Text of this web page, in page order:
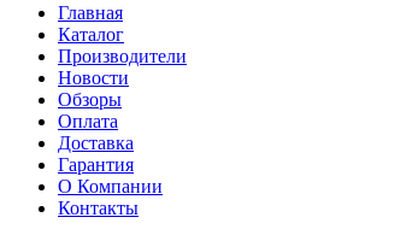
Главная
Каталог
Производители
Новости
Обзоры
Оплата
Доставка
Гарантия
О Компании
Контакты